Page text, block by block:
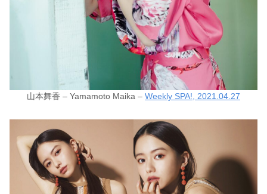
山本舞香 – Yamamoto Maika – Weekly SPA!, 2021.04.27